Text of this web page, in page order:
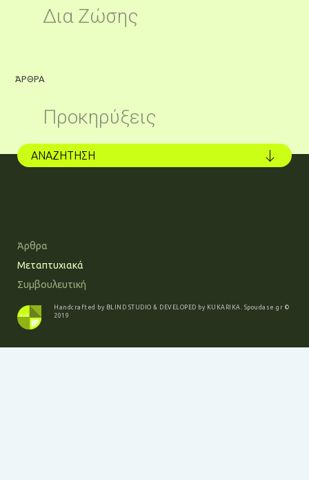
Δια Ζώσης
ΆΡΘΡΑ
Προκηρύξεις
ΑΝΑΖΗΤΗΣΗ
Άρθρα
Μεταπτυχιακά
Συμβουλευτική
Handcrafted by BLIND STUDIO & DEVELOPED by KUKARIKA. Spoudase.gr ©
2019